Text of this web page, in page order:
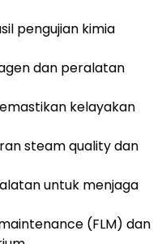
pengujian kimia
dan peralatan
kelayakan
steam quality dan
untuk menjaga
(FLM) dan